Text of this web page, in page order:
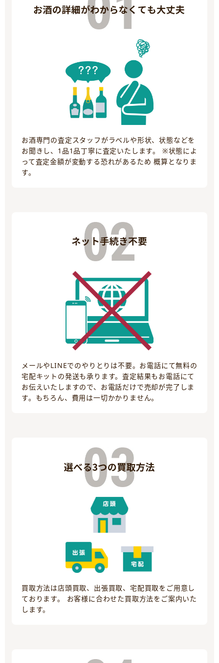
お酒専門の査定スタッフがラベルや形状、状態などを
お聞きし、1品1品丁寧に査定いたします。 ※状態によ
って査定金額が変動する恐れがあるため 概算となりま
す。
メールやLINEでのやりとりは不要。お電話にて無料の
宅配キットの発送も承ります。査定結果もお電話にて
お伝えいたしますので、お電話だけで売却が完了しま
す。もちろん、費用は一切かかりません。
買取方法は店頭買取、出張買取、宅配買取をご用意し
ております。 お客様に合わせた買取方法をご案内いた
します。